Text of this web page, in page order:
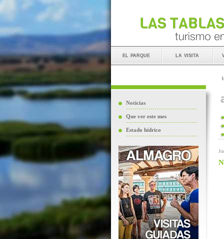
el parque la visita
Noticias
Que ver este mes
Estado hídrico